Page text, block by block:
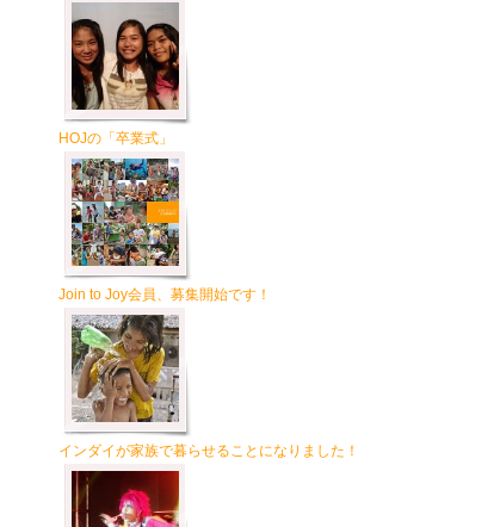
HOJの「卒業式」
Join to Joy会員、募集開始です！
インダイが家族で暮らせることになりました！